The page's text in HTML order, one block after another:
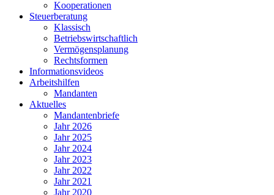
Kooperationen
Steuerberatung
Klassisch
Betriebswirtschaftlich
Vermögensplanung
Rechtsformen
Informationsvideos
Arbeitshilfen
Mandanten
Aktuelles
Mandantenbriefe
Jahr 2026
Jahr 2025
Jahr 2024
Jahr 2023
Jahr 2022
Jahr 2021
Jahr 2020